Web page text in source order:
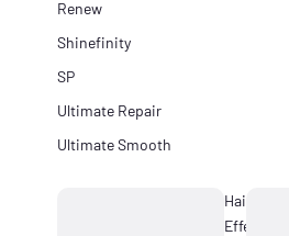
Renew
Shinefinity
SP
Ultimate Repair
Ultimate Smooth
Hair
Effect